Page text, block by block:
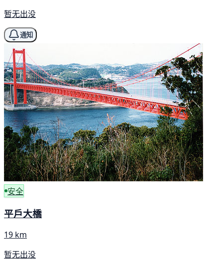
暂无出没
通知
安全
平戶大橋
19 km
暂无出没